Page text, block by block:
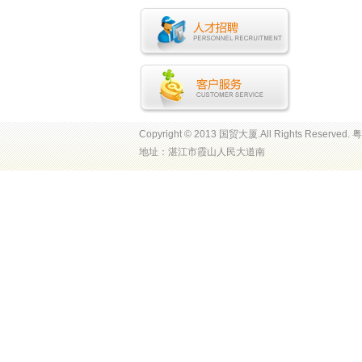
Copyright © 2013 国贸大厦.All Rights Reserved.
地址：湛江市霞山人民大道南